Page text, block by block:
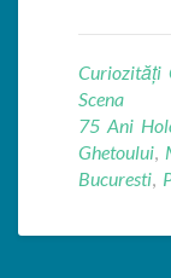
Curiozități
Scena
75 Ani
Ghetoului,
Bucuresti,